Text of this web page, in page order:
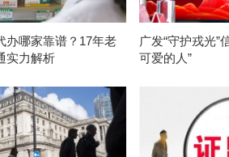
办哪家靠谱？17年老
实力解析
广发“守护戎光”
可爱的人”